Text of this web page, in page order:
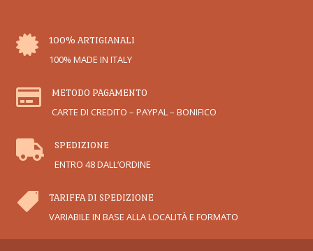
 100% ARTIGIANALI
100% MADE IN ITALY
 METODO PAGAMENTO
CARTE DI CREDITO – PAYPAL – BONIFICO
 SPEDIZIONE
ENTRO 48 DALL’ORDINE
 TARIFFA DI SPEDIZIONE
VARIABILE IN BASE ALLA LOCALITÀ E FORMATO